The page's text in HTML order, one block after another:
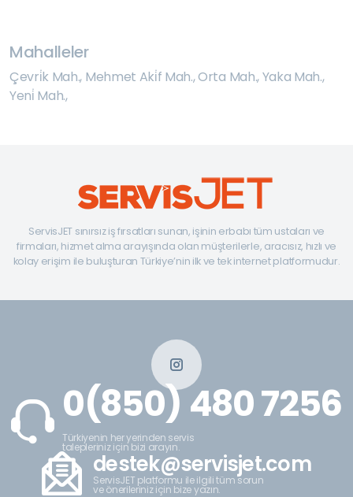
Mahalleler
Çevri̇k Mah., Mehmet Aki̇f Mah.,Orta Mah.,Yaka Mah.,
Yeni̇ Mah.,
ServisJET sınırsız iş fırsatları sunan, işinin erbabı tüm ustaları ve
firmaları, hizmet alma arayışında olan müşterilerle, aracısız, hızlı ve
kolay erişim ile buluşturan Türkiye’nin ilk ve tek internet platformudur.
0(850) 480 7256
Türkiyenin her yerinden servis
talepleriniz için bizi arayın.
destek@servisjet.com
ServisJET platformu ile ilgili tüm sorun
ve önerileriniz için bize yazın.